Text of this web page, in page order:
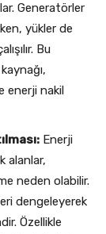
Generatörler
yükler de
Bu
enerji nakil
Enerji
alanlar,
neden olabilir.
dengeleyerek
Özellikle